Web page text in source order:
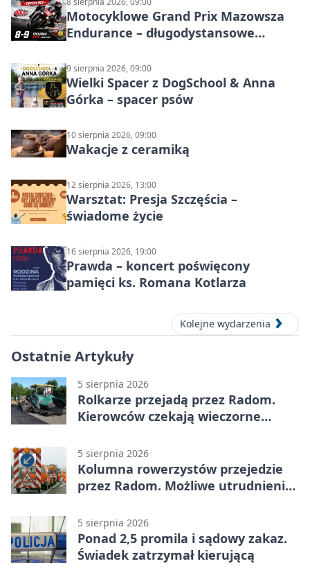
Motocyklowe Grand Prix Mazowsza
Endurance – długodystansowe
9 sierpnia 2026, 09:00
Wielki Spacer z DogSchool & Anna
Górka – spacer psów
10 sierpnia 2026, 09:00
Wakacje z ceramiką
12 sierpnia 2026, 13:00
Warsztat: Presja Szczęścia –
świadome życie
16 sierpnia 2026, 19:00
Prawda – koncert poświęcony
pamięci ks. Romana Kotlarza
Kolejne wydarzenia
Ostatnie Artykuły
5 sierpnia 2026
Rolkarze przejadą przez Radom.
Kierowców czekają wieczorne
5 sierpnia 2026
Kolumna rowerzystów przejedzie
przez Radom. Możliwe utrudnienia
5 sierpnia 2026
Ponad 2,5 promila i sądowy zakaz.
Świadek zatrzymał kierującą